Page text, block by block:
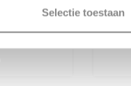
Selectie toestaan